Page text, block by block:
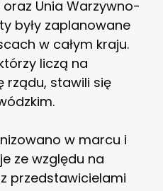
Unia Warzywno-
były zaplanowane
w całym kraju.
liczą na
rządu, stawili się
w marcu i
ze względu na
przedstawicielami